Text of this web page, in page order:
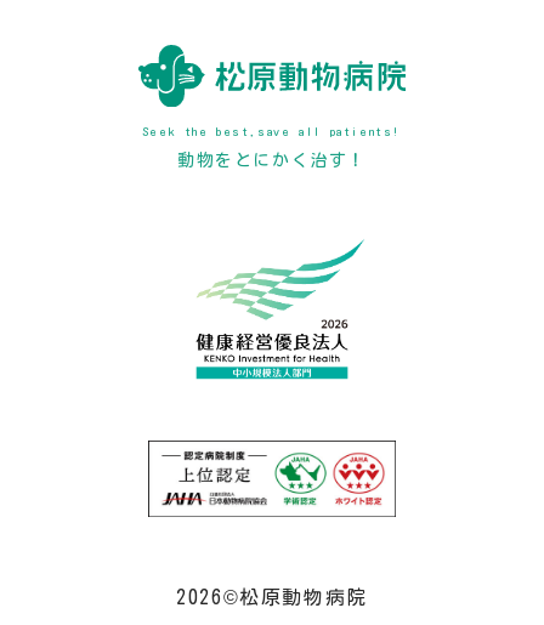
Seek the best,save all patients!
動物をとにかく治す！
2026©松原動物病院